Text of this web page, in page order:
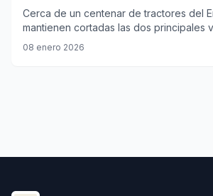
agrícola europea
Cerca de un centenar de tractores del
mantienen cortadas las dos principales
la península con Francia.
08 enero 2026